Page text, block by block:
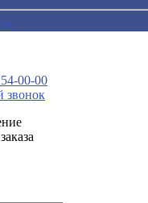
00-00
звонок